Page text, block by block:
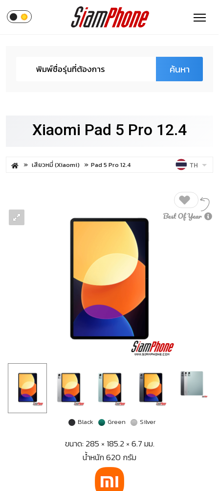
ค้นหา
Xiaomi Pad 5 Pro 12.4
เสียวหมี่ (Xiaomi) Pad 5 Pro 12.4 TH
Black Green Silver
ขนาด: 285 × 185.2 × 6.7 มม.
น้ำหนัก 620 กรัม